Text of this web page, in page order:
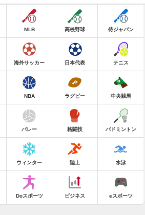
MLB 高校野球 侍ジャパン
海外サッカー 日本代表 テニス
NBA ラグビー 中央競馬
バレー 格闘技 バドミントン
ウィンター 陸上 水泳
Doスポーツ ビジネス eスポーツ